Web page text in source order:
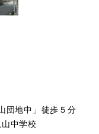
団地中」徒歩５分​
中学校